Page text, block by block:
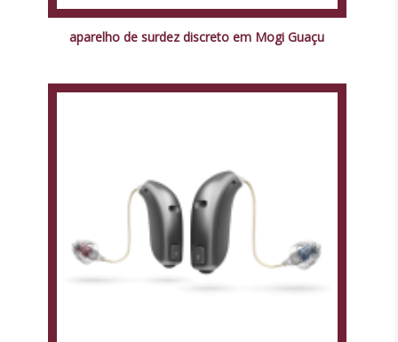
aparelho de surdez discreto em Mogi Guaçu